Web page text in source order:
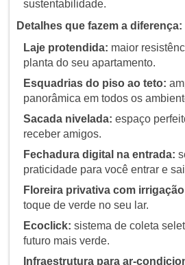
sustentabilidade.
Detalhes que fazem a diferença:
Laje protendida: maior
planta do seu apartamento.
Esquadrias do piso ao teto:
panorâmica em todos os
Sacada nivelada: espaço
receber amigos.
Fechadura digital na entrada:
praticidade para você entrar e
Floreira privativa com
toque de verde no seu lar.
Ecoclick: sistema de coleta
futuro mais verde.
Infraestrutura para ar-